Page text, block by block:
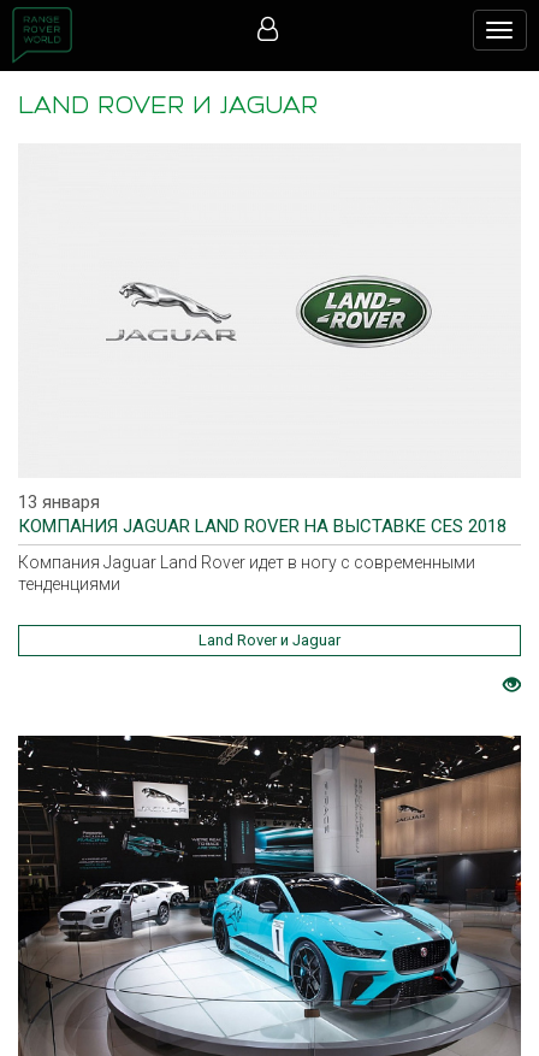
LAND ROVER И JAGUAR
13 января
КОМПАНИЯ JAGUAR LAND ROVER НА ВЫСТАВКЕ CES 2018
Компания Jaguar Land Rover идет в ногу с современными
тенденциями
Land Rover и Jaguar